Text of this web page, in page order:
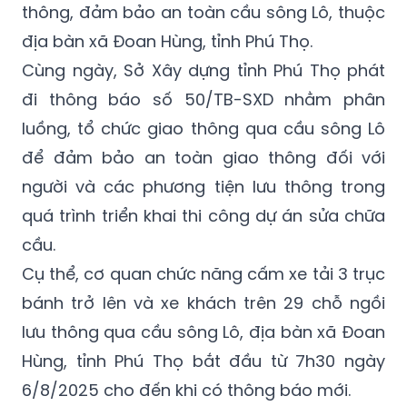
thông, đảm bảo an toàn cầu sông Lô, thuộc
địa bàn xã Đoan Hùng, tỉnh Phú Thọ.
Cùng ngày, Sở Xây dựng tỉnh Phú Thọ phát
đi thông báo số 50/TB-SXD nhằm phân
luồng, tổ chức giao thông qua cầu sông Lô
để đảm bảo an toàn giao thông đối với
người và các phương tiện lưu thông trong
quá trình triển khai thi công dự án sửa chữa
cầu.
Cụ thể, cơ quan chức năng cấm xe tải 3 trục
bánh trở lên và xe khách trên 29 chỗ ngồi
lưu thông qua cầu sông Lô, địa bàn xã Đoan
Hùng, tỉnh Phú Thọ bắt đầu từ 7h30 ngày
6/8/2025 cho đến khi có thông báo mới.